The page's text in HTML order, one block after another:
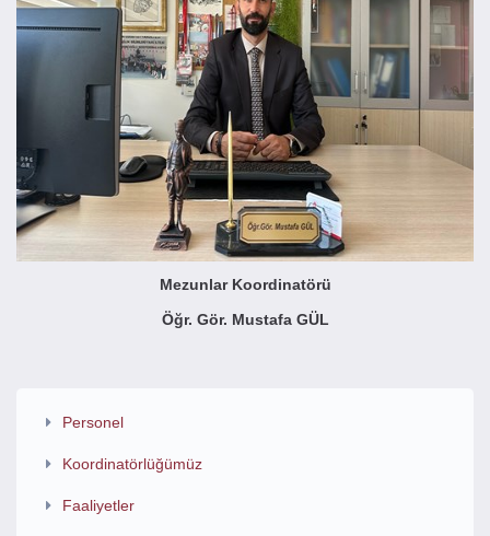
Mezunlar Koordinatörü
Öğr. Gör. Mustafa GÜL
Personel
Koordinatörlüğümüz
Faaliyetler